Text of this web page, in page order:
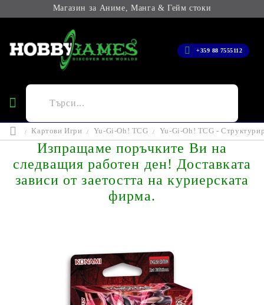
Магазин за Аниме, Манга & Гейм стоки
+359 88 7555112
Картови Игри Yu-Gi-Oh! TCG Yu-Gi-Oh! TCG -
Изпращаме поръчките Ви на
следващия работен ден! Доставката
зависи от заетостта на куриерската
фирма.